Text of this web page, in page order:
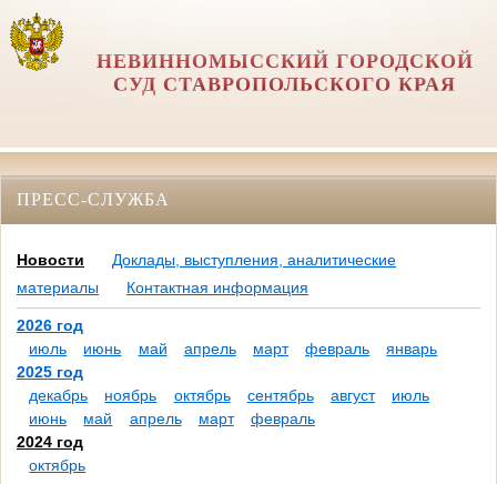
НЕВИННОМЫССКИЙ ГОРОДСКОЙ
СУД СТАВРОПОЛЬСКОГО КРАЯ
ПРЕСС-СЛУЖБА
Новости
Доклады, выступления, аналитические
материалы
Контактная информация
2026 год
июль
июнь май апрель март февраль
январь
2025 год
декабрь
ноябрь октябрь сентябрь август
июль
июнь
май апрель март
февраль
2024 год
октябрь